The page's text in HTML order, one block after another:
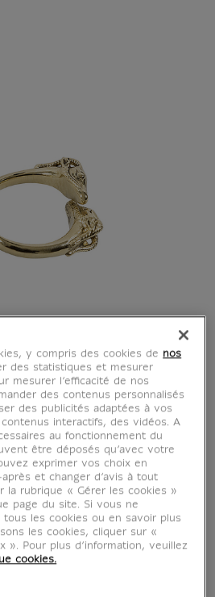
y compris des cookies de nos
des statistiques et mesurer
mesurer l’efficacité de nos
des contenus personnalisés
des publicités adaptées à vos
interactifs, des vidéos. A
au fonctionnement du
être déposés qu’avec votre
exprimer vos choix en
et changer d’avis à tout
la rubrique « Gérer les cookies »
page du site. Si vous ne
tous les cookies ou en savoir plus
les cookies, cliquer sur «
». Pour plus d’information, veuillez
cookies.